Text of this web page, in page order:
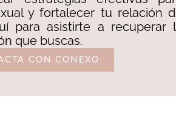
y fortalecer tu relación
para asistirte a recuperar
que buscas.
CON CONEXO